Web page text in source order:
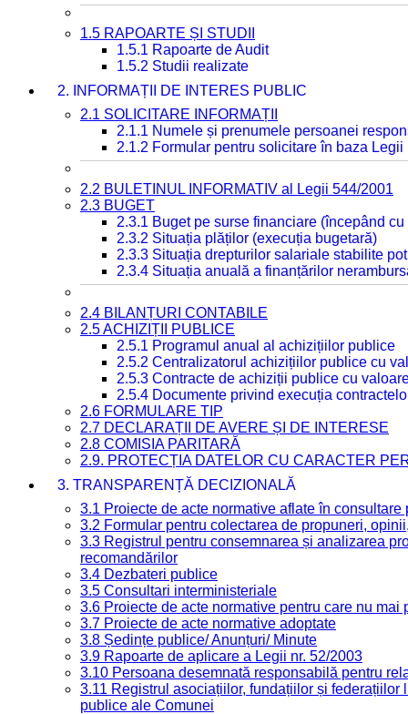
1.5 RAPOARTE ȘI STUDII
1.5.1 Rapoarte de Audit
1.5.2 Studii realizate
2. INFORMAȚII DE INTERES PUBLIC
2.1 SOLICITARE INFORMAȚII
2.1.1 Numele și prenumele persoanei
2.1.2 Formular pentru solicitare în baza Legii
2.2 BULETINUL INFORMATIV al Legii 544/2001
2.3 BUGET
2.3.1 Buget pe surse financiare (începând
2.3.2 Situația plăților (execuția bugetară)
2.3.3 Situația drepturilor salariale stabilite
2.3.4 Situația anuală a finanțărilor
2.4 BILANȚURI CONTABILE
2.5 ACHIZIȚII PUBLICE
2.5.1 Programul anual al achizițiilor publice
2.5.2 Centralizatorul achizițiilor publice cu
2.5.3 Contracte de achiziții publice cu
2.5.4 Documente privind execuția
2.6 FORMULARE TIP
2.7 DECLARAȚII DE AVERE ȘI DE INTERESE
2.8 COMISIA PARITARĂ
2.9. PROTECȚIA DATELOR CU CARACTER
3. TRANSPARENȚĂ DECIZIONALĂ
3.1 Proiecte de acte normative aflate în consultare
3.2 Formular pentru colectarea de propuneri,
3.3 Registrul pentru consemnarea și analizarea
recomandărilor
3.4 Dezbateri publice
3.5 Consultari interministeriale
3.6 Proiecte de acte normative pentru care nu mai
3.7 Proiecte de acte normative adoptate
3.8 Ședințe publice/ Anunțuri/ Minute
3.9 Rapoarte de aplicare a Legii nr. 52/2003
3.10 Persoana desemnată responsabilă pentru
3.11 Registrul asociațiilor, fundațiilor și federațiilor
publice ale Comunei